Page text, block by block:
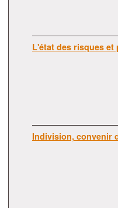
L'état des risques
Indivision, convenir